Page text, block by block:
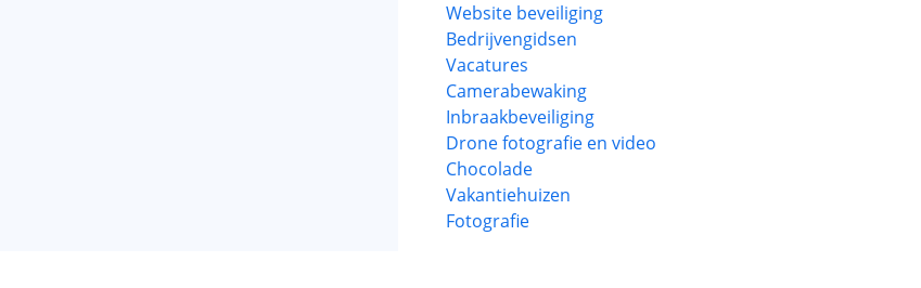
Website beveiliging
Bedrijvengidsen
Vacatures
Camerabewaking
Inbraakbeveiliging
Drone fotografie en video
Chocolade
Vakantiehuizen
Fotografie